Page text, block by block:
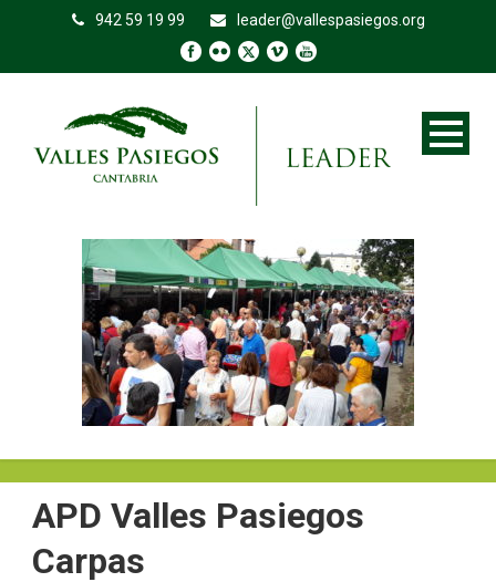
942 59 19 99 leader@vallespasiegos.org
APD Valles Pasiegos
Carpas